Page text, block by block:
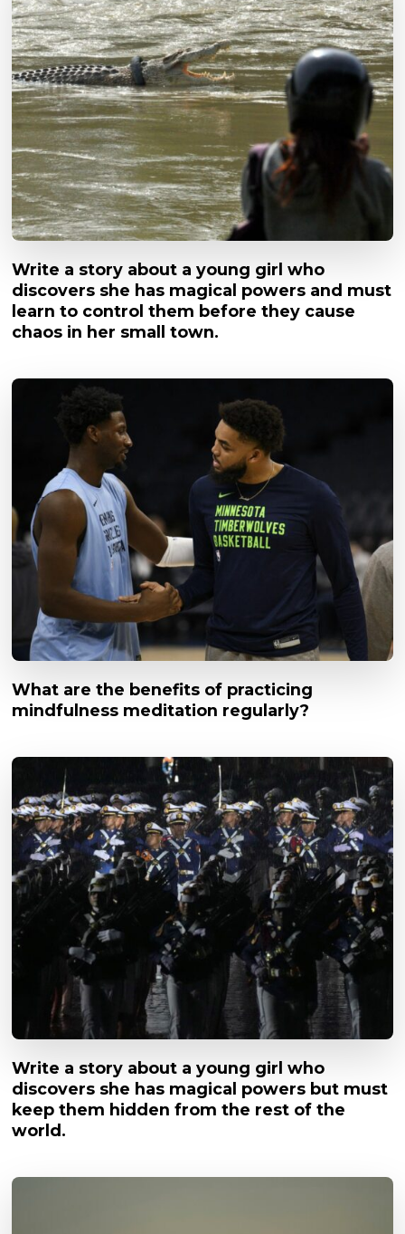
Write a story about a young girl who
discovers she has magical powers and must
learn to control them before they cause
chaos in her small town.
What are the benefits of practicing
mindfulness meditation regularly?
Write a story about a young girl who
discovers she has magical powers but must
keep them hidden from the rest of the
world.